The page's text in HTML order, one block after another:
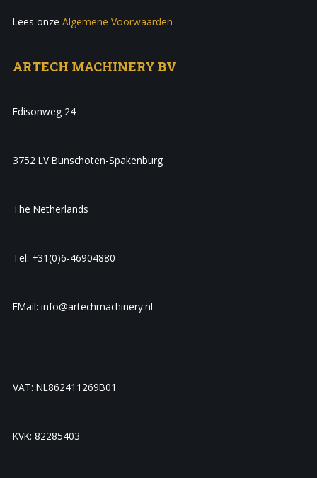
Lees onze Algemene Voorwaarden
ARTECH MACHINERY BV
Edisonweg 24
3752 LV Bunschoten-Spakenburg
The Netherlands
Tel: +31(0)6-46904880
EMail: info@artechmachinery.nl
VAT: NL862411269B01
KVK: 82285403